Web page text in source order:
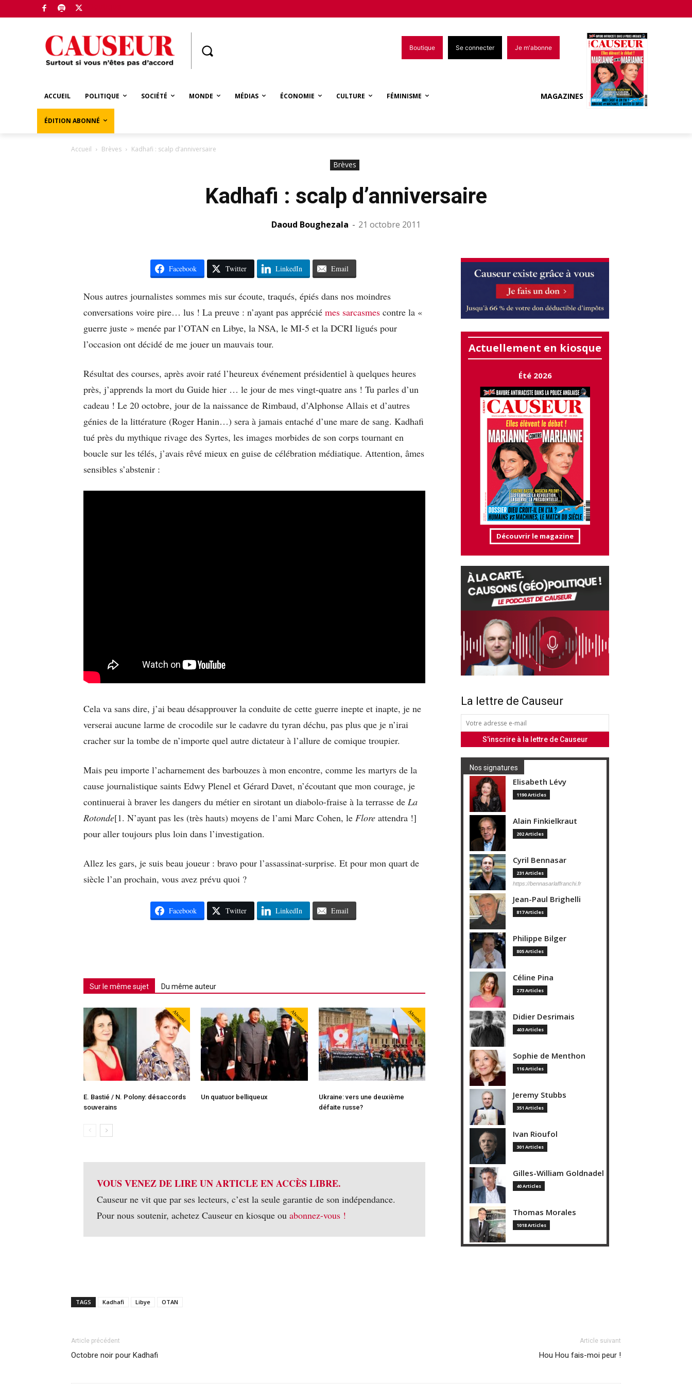
Boutique Se connecter Je m'abonne
ACCUEIL POLITIQUE SOCIÉTÉ MONDE MÉDIAS ÉCONOMIE CULTURE FÉMINISME
ÉDITION ABONNÉ
MAGAZINES
Accueil Brèves Kadhafi : scalp d’anniversaire
Brèves
Kadhafi : scalp d’anniversaire
Daoud Boughezala - 21 octobre 2011
Facebook Twitter LinkedIn Email
Nous autres journalistes sommes mis sur écoute, traqués, épiés dans nos moindres
conversations voire pire… lus ! La preuve : n’ayant pas apprécié mes sarcasmes contre la «
guerre juste » menée par l’OTAN en Libye, la NSA, le MI-5 et la DCRI ligués pour
l’occasion ont décidé de me jouer un mauvais tour.
Résultat des courses, après avoir raté l’heureux événement présidentiel à quelques heures
près, j’apprends la mort du Guide hier … le jour de mes vingt-quatre ans ! Tu parles d’un
cadeau ! Le 20 octobre, jour de la naissance de Rimbaud, d’Alphonse Allais et d’autres
génies de la littérature (Roger Hanin…) sera à jamais entaché d’une mare de sang. Kadhafi
tué près du mythique rivage des Syrtes, les images morbides de son corps tournant en
boucle sur les télés, j’avais rêvé mieux en guise de célébration médiatique. Attention, âmes
sensibles s’abstenir :
Cela va sans dire, j’ai beau désapprouver la conduite de cette guerre inepte et inapte, je ne
verserai aucune larme de crocodile sur le cadavre du tyran déchu, pas plus que je n’irai
cracher sur la tombe de n’importe quel autre dictateur à l’allure de comique troupier.
Mais peu importe l’acharnement des barbouzes à mon encontre, comme les martyrs de la
cause journalistique saints Edwy Plenel et Gérard Davet, n’écoutant que mon courage, je
continuerai à braver les dangers du métier en sirotant un diabolo-fraise à la terrasse de La
Rotonde[1. N’ayant pas les (très hauts) moyens de l’ami Marc Cohen, le Flore attendra !]
pour aller toujours plus loin dans l’investigation.
Allez les gars, je suis beau joueur : bravo pour l’assassinat-surprise. Et pour mon quart de
siècle l’an prochain, vous avez prévu quoi ?
Facebook Twitter LinkedIn Email
Sur le même sujet Du même auteur
Abonné
E. Bastié / N. Polony: désaccords
souverains
Abonné
Un quatuor belliqueux
Abonné
Ukraine: vers une deuxième
défaite russe?
VOUS VENEZ DE LIRE UN ARTICLE EN ACCÈS LIBRE.
Causeur ne vit que par ses lecteurs, c’est la seule garantie de son indépendance.
Pour nous soutenir, achetez Causeur en kiosque ou abonnez-vous !
Actuellement en kiosque
Été 2026
Découvrir le magazine
La lettre de Causeur
Nos signatures
Elisabeth Lévy
1190 Articles
Alain Finkielkraut
202 Articles
Cyril Bennasar
231 Articles
https://bennasarlaffranchi.fr
Jean-Paul Brighelli
817 Articles
Philippe Bilger
805 Articles
Céline Pina
273 Articles
Didier Desrimais
403 Articles
Sophie de Menthon
116 Articles
Jeremy Stubbs
351 Articles
Ivan Rioufol
301 Articles
Gilles-William Goldnadel
40 Articles
Thomas Morales
1018 Articles
TAGS Kadhafi Libye OTAN
Article précédent
Octobre noir pour Kadhafi
Article suivant
Hou Hou fais-moi peur !